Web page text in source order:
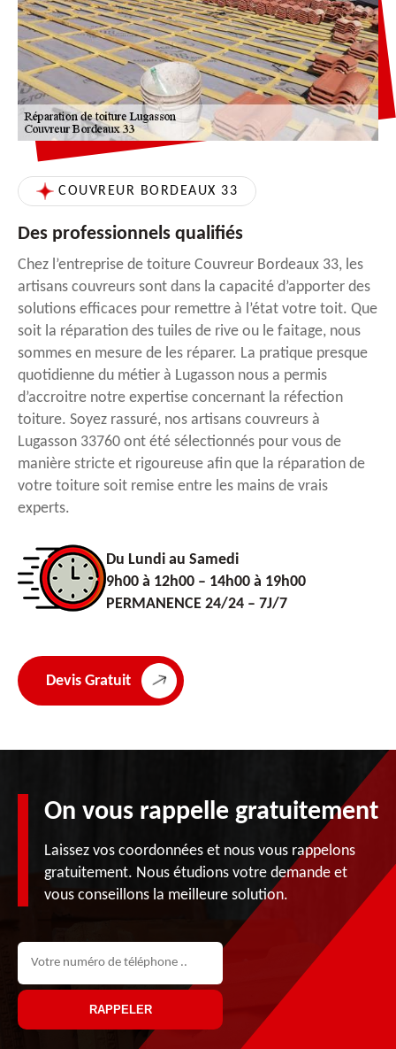
COUVREUR BORDEAUX 33
Des professionnels qualifiés
Chez l’entreprise de toiture Couvreur Bordeaux 33, les
artisans couvreurs sont dans la capacité d’apporter des
solutions efficaces pour remettre à l’état votre toit. Que
soit la réparation des tuiles de rive ou le faitage, nous
sommes en mesure de les réparer. La pratique presque
quotidienne du métier à Lugasson nous a permis
d’accroitre notre expertise concernant la réfection
toiture. Soyez rassuré, nos artisans couvreurs à
Lugasson 33760 ont été sélectionnés pour vous de
manière stricte et rigoureuse afin que la réparation de
votre toiture soit remise entre les mains de vrais
experts.
Du Lundi au Samedi
9h00 à 12h00 – 14h00 à 19h00
PERMANENCE 24/24 – 7J/7
Devis Gratuit
On vous rappelle gratuitement
Laissez vos coordonnées et nous vous rappelons
gratuitement. Nous étudions votre demande et
vous conseillons la meilleure solution.